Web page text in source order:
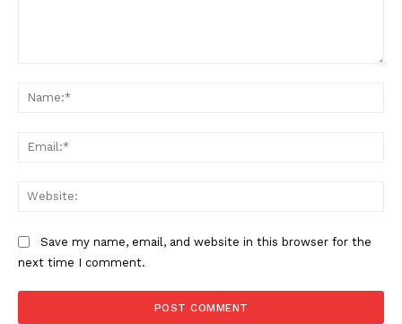
Save my name, email, and website in this browser for the
next time I comment.